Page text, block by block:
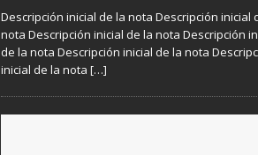
Descripción inicial de la nota Descripción inicial
nota Descripción inicial de la nota Descripción
de la nota Descripción inicial de la nota
inicial de la nota […]